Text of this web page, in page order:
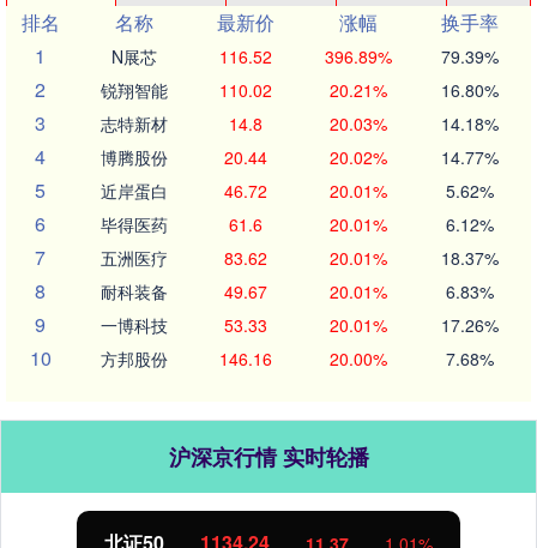
排名
名称 最新价 涨幅
换手率
1
N展芯 116.52 396.89% 79.39%
2 锐翔智能 110.02 20.21% 16.80%
3 志特新材 14.8 20.03% 14.18%
4 博腾股份 20.44 20.02% 14.77%
5 近岸蛋白 46.72 20.01% 5.62%
6 毕得医药 61.6 20.01% 6.12%
7 五洲医疗 83.62 20.01% 18.37%
8 耐科装备 49.67 20.01% 6.83%
9 一博科技 53.33 20.01% 17.26%
10 方邦股份 146.16 20.00% 7.68%
沪深京行情 实时轮播